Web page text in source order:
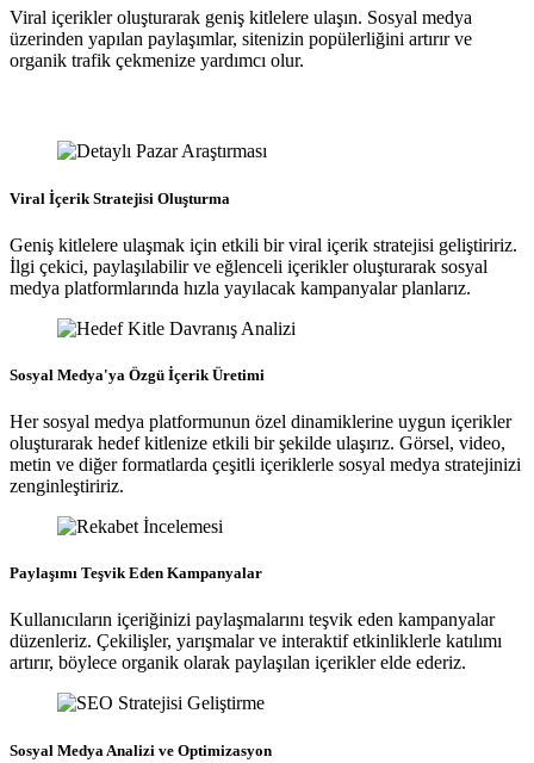
Viral içerikler oluşturarak geniş kitlelere ulaşın. Sosyal medya
üzerinden yapılan paylaşımlar, sitenizin popülerliğini artırır ve
organik trafik çekmenize yardımcı olur.
Viral İçerik Stratejisi Oluşturma
Geniş kitlelere ulaşmak için etkili bir viral içerik stratejisi geliştiririz.
İlgi çekici, paylaşılabilir ve eğlenceli içerikler oluşturarak sosyal
medya platformlarında hızla yayılacak kampanyalar planlarız.
Sosyal Medya'ya Özgü İçerik Üretimi
Her sosyal medya platformunun özel dinamiklerine uygun içerikler
oluşturarak hedef kitlenize etkili bir şekilde ulaşırız. Görsel, video,
metin ve diğer formatlarda çeşitli içeriklerle sosyal medya stratejinizi
zenginleştiririz.
Paylaşımı Teşvik Eden Kampanyalar
Kullanıcıların içeriğinizi paylaşmalarını teşvik eden kampanyalar
düzenleriz. Çekilişler, yarışmalar ve interaktif etkinliklerle katılımı
artırır, böylece organik olarak paylaşılan içerikler elde ederiz.
Sosyal Medya Analizi ve Optimizasyon